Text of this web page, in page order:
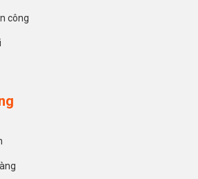
công